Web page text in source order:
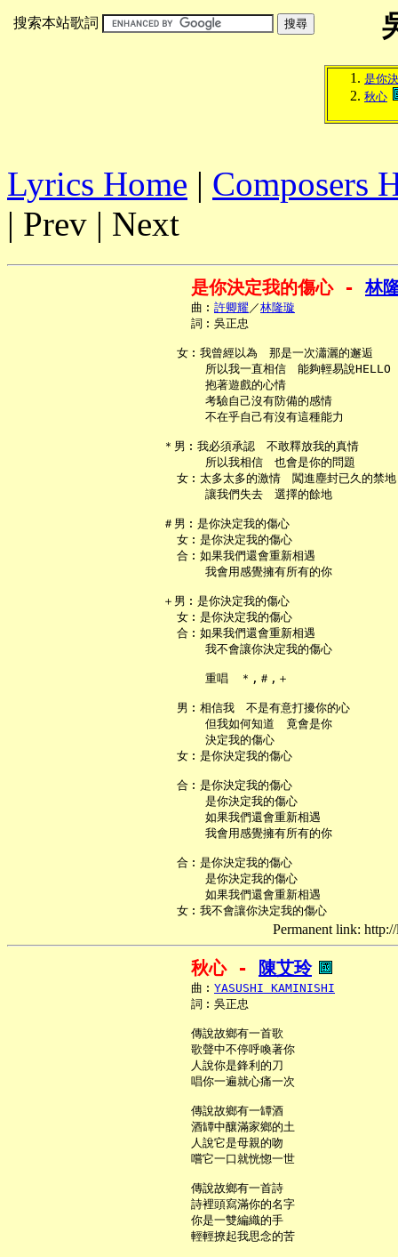
搜索本站歌詞
是你
秋心
Lyrics Home | Composers
| Prev | Next
是你決定我的傷心 - 林
     曲︰
許卿耀 ／林隆璇
     詞︰吳正忠
   女︰我曾經以為　那是一次瀟灑的邂逅
       所以我一直相信　能夠輕易說HELLO
       抱著遊戲的心情
       考驗自己沒有防備的感情
       不在乎自己有沒有這種能力
＊男︰我必須承認　不敢釋放我的真情
       所以我相信　也會是你的問題
   女︰太多太多的激情　闖進塵封已久的禁地
       讓我們失去　選擇的餘地
＃男︰是你決定我的傷心
   女︰是你決定我的傷心
   合︰如果我們還會重新相遇
       我會用感覺擁有所有的你
＋男︰是你決定我的傷心
   女︰是你決定我的傷心
   合︰如果我們還會重新相遇
       我不會讓你決定我的傷心
       重唱　＊,＃,＋
   男︰相信我　不是有意打擾你的心
       但我如何知道　竟會是你
       決定我的傷心
   女︰是你決定我的傷心
   合︰是你決定我的傷心
       是你決定我的傷心
       如果我們還會重新相遇
       我會用感覺擁有所有的你
   合︰是你決定我的傷心
       是你決定我的傷心
       如果我們還會重新相遇
Permanent link:
秋心 - 陳艾玲
     曲︰
YASUSHI KAMINISHI
     詞︰吳正忠
     傳說故鄉有一首歌
     歌聲中不停呼喚著你
     人說你是鋒利的刀
     唱你一遍就心痛一次
     傳說故鄉有一罈酒
     酒罈中釀滿家鄉的土
     人說它是母親的吻
     嚐它一口就恍惚一世
     傳說故鄉有一首詩
     詩裡頭寫滿你的名字
     你是一雙編織的手
     輕輕撩起我思念的苦